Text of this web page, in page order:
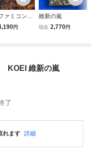
ァミコンソ
新の嵐
円
維新の嵐
現在 2,770円
KOEI 維新の嵐
了
れます 詳細